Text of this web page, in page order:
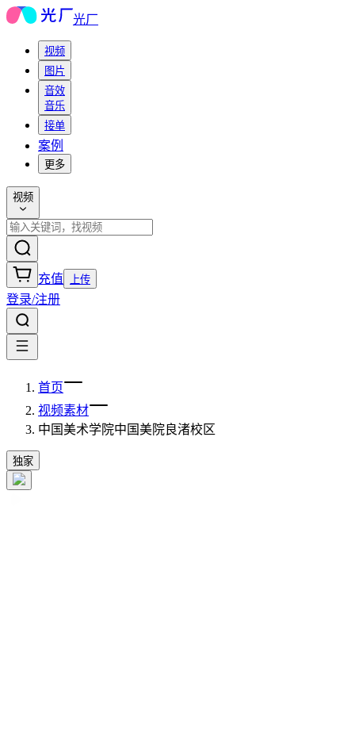
光厂
视频
图片
音效
音乐
接单
案例
更多
视频
充值 上传
登录/注册
首页
视频素材
中国美术学院中国美院良渚校区
独家